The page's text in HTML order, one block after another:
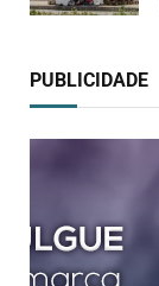
PUBLICIDADE